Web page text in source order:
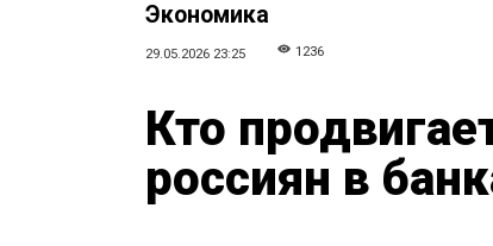
Экономика
29.05.2026 23:25 1236
Кто
россиян в